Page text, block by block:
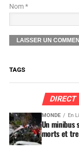
Nom *
TAGS
DIRECT
MONDE En
Un minibus
morts et